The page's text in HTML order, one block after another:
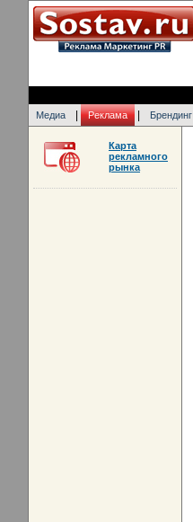
Медиа Реклама Брендинг
Карта
рекламного
рынка